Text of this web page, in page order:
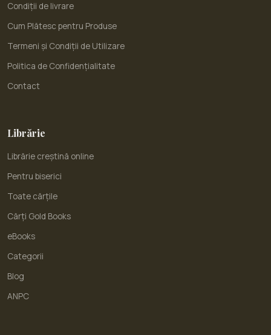
Condiții de livrare
Cum Plătesc pentru Produse
Termeni și Condiții de Utilizare
Politica de Confidențialitate
Contact
Librărie
Librărie creștină online
Pentru biserici
Toate cărțile
Cărți Gold Books
eBooks
Categorii
Blog
ANPC